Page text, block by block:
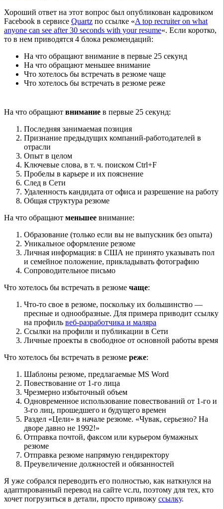
Хороший ответ на этот вопрос был опубликован кадровиком
Facebook в сервисе Quartz по ссылке «A top recruiter on what
anyone can see after 30 seconds with your resume«. Если коротко,
то в нем приводятся 4 блока рекомендаций:
На что обращают внимание в первые 25 секунд
На что обращают меньшее внимание
Что хотелось бы встречать в резюме чаще
Что хотелось бы встречать в резюме реже
На что обращают внимание в первые 25 секунд:
Последняя занимаемая позиция
Признание предыдущих компаний-работодателей в
отрасли
Опыт в целом
Ключевые слова, в т. ч. поиском Ctrl+F
Пробелы в карьере и их пояснение
След в Сети
Удаленность кандидата от офиса и разрешение на работу
Общая структура резюме
На что обращают меньшее внимание:
Образование (только если вы не выпускник без опыта)
Уникальное оформление резюме
Личная информация: в США не принято указывать пол
и семейное положение, прикладывать фотографию
Сопроводительное письмо
Что хотелось бы встречать в резюме чаще:
Что-то свое в резюме, поскольку их большинство —
пресные и однообразные. Для примера приводит ссылку
на профиль веб-разработчика и маляра
Ссылки на профили и публикации в Сети
Личные проекты в свободное от основной работы время
Что хотелось бы встречать в резюме реже:
Шаблоны резюме, предлагаемые MS Word
Повествование от 1-го лица
Чрезмерно избыточный объем
Одновременное использование повествований от 1-го и
3-го лиц, прошедшего и будущего времен
Раздел «Цели» в начале резюме. «Чувак, серьезно? На
дворе давно не 1992!»
Отправка почтой, факсом или курьером бумажных
резюме
Отправка резюме напрямую гендиректору
Преувеличение должностей и обязанностей
Я уже собрался переводить его полностью, как наткнулся на
адаптированный перевод на сайте vc.ru, поэтому для тех, кто
хочет погрузиться в детали, просто привожу ссылку.